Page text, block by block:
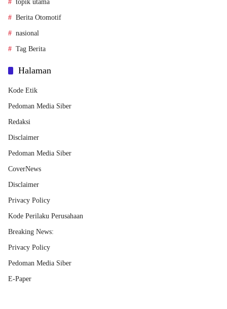
topik utama
Berita Otomotif
nasional
Tag Berita
Halaman
Kode Etik
Pedoman Media Siber
Redaksi
Disclaimer
Pedoman Media Siber
CoverNews
Disclaimer
Privacy Policy
Kode Perilaku Perusahaan
Breaking News:
Privacy Policy
Pedoman Media Siber
E-Paper